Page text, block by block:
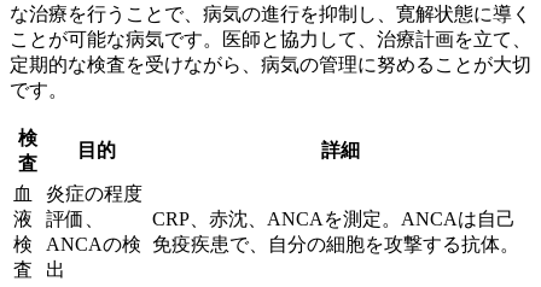
な治療を行うことで、病気の進行を抑制し、寛解状態に導く
ことが可能な病気です。医師と協力して、治療計画を立て、
定期的な検査を受けながら、病気の管理に努めることが大切
です。
検
査
目的 詳細
血
液
検
査
炎症の程度
評価、
ANCAの検
出
CRP、赤沈、ANCAを測定。ANCAは自己
免疫疾患で、自分の細胞を攻撃する抗体。